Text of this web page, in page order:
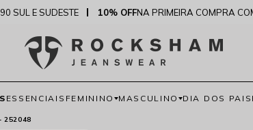
SUL E SUDESTE 10% OFFNA PRIMEIRA COMPRA
ESSENCIAIS FEMININO MASCULINO DIA DOS PAIS
252048